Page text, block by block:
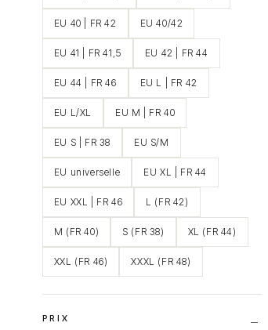
EU 40 | FR 42 EU 40/42
EU 41 | FR 41,5 EU 42 | FR 44
EU 44 | FR 46 EU L | FR 42
EU L/XL EU M | FR 40
EU S | FR 38 EU S/M
EU universelle EU XL | FR 44
EU XXL | FR 46 L (FR 42)
M (FR 40) S (FR 38) XL (FR 44)
XXL (FR 46) XXXL (FR 48)
PRIX